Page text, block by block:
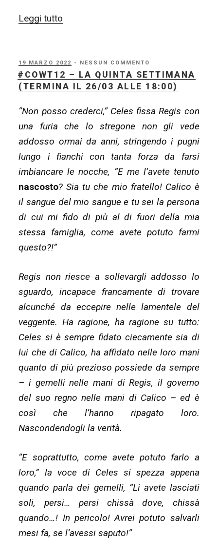
Leggi tutto
sesta
e
ultima
settimana
(termina
il
05/04
alle
22:59)”
PUBBLICATO
IL
19 MARZO 2022 - NESSUN COMMENTO
#COWT12 – LA QUINTA SETTIMANA
(TERMINA IL 26/03 ALLE 18:00)
“Non posso crederci,” Celes fissa Regis con
una furia che lo stregone non gli vede
addosso ormai da anni, stringendo i pugni
lungo i fianchi con tanta forza da farsi
imbiancare le nocche, “E me l’avete tenuto
nascosto? Sia tu che mio fratello! Calico è
il sangue del mio sangue e tu sei la persona
di cui mi fido di più al di fuori della mia
stessa famiglia, come avete potuto farmi
questo?!”
Regis non riesce a sollevargli addosso lo
sguardo, incapace francamente di trovare
alcunché da eccepire nelle lamentele del
veggente. Ha ragione, ha ragione su tutto:
Celes si è sempre fidato ciecamente sia di
lui che di Calico, ha affidato nelle loro mani
quanto di più prezioso possiede da sempre
– i gemelli nelle mani di Regis, il governo
del suo regno nelle mani di Calico – ed è
così che l’hanno ripagato loro.
Nascondendogli la verità.
“E soprattutto, come avete potuto farlo a
loro,” la voce di Celes si spezza appena
quando parla dei gemelli, “Li avete lasciati
soli, persi… persi chissà dove, chissà
quando…! In pericolo! Avrei potuto salvarli
mesi fa, se l’avessi saputo!”